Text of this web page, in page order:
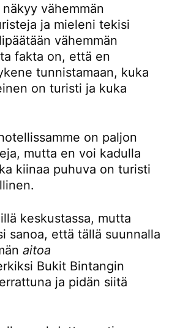
vähemmän
ja mieleni tekisi
vähemmän
fakta on, että en
tunnistamaan, kuka
on turisti ja kuka
on paljon
mutta en voi kadulla
kiinaa puhuva on turisti
keskustassa, mutta
sanoa, että tällä suunnalla
aitoa
Bukit Bintangin
ja pidän siitä